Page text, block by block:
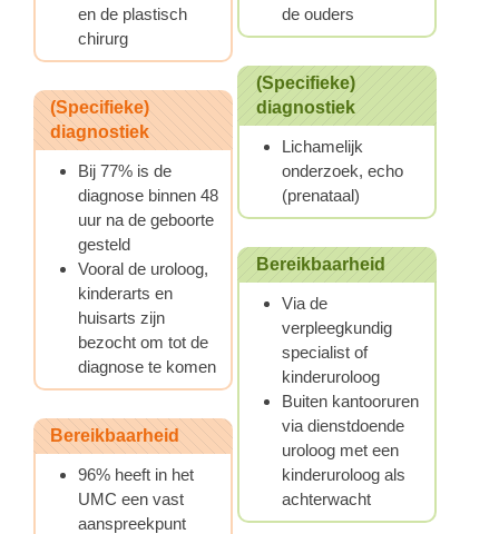
en de plastisch
chirurg
(Specifieke)
diagnostiek
Bij 77% is de
diagnose binnen 48
uur na de geboorte
gesteld
Vooral de uroloog,
kinderarts en
huisarts zijn
bezocht om tot de
diagnose te komen
Bereikbaarheid
96% heeft in het
UMC een vast
aanspreekpunt
de ouders
(Specifieke)
diagnostiek
Lichamelijk
onderzoek, echo
(prenataal)
Bereikbaarheid
Via de
verpleegkundig
specialist of
kinderuroloog
Buiten kantooruren
via dienstdoende
uroloog met een
kinderuroloog als
achterwacht